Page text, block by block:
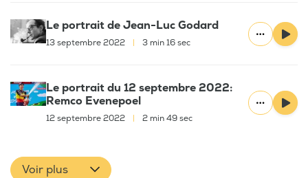
Le portrait de Jean-Luc Godard
13 septembre 2022 3 min 16 sec
Le portrait du 12 septembre 2022:
Remco Evenepoel
12 septembre 2022 2 min 49 sec
Voir plus